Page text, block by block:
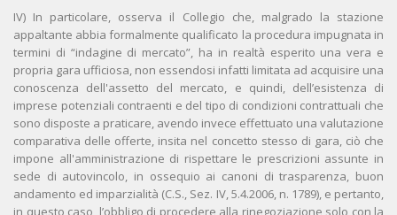
IV) In particolare, osserva il Collegio che, malgrado la stazione
appaltante abbia formalmente qualificato la procedura impugnata in
termini di “indagine di mercato”, ha in realtà esperito una vera e
propria gara ufficiosa, non essendosi infatti limitata ad acquisire una
conoscenza dell'assetto del mercato, e quindi, dell’esistenza di
imprese potenziali contraenti e del tipo di condizioni contrattuali che
sono disposte a praticare, avendo invece effettuato una valutazione
comparativa delle offerte, insita nel concetto stesso di gara, ciò che
impone all'amministrazione di rispettare le prescrizioni assunte in
sede di autovincolo, in ossequio ai canoni di trasparenza, buon
andamento ed imparzialità (C.S., Sez. IV, 5.4.2006, n. 1789), e pertanto,
in questo caso, l’obbligo di procedere alla rinegoziazione solo con la